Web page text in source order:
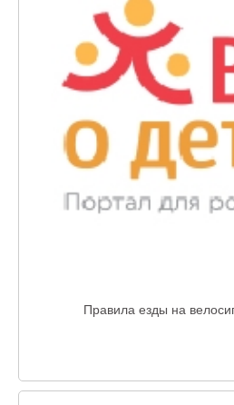
Правила езды на